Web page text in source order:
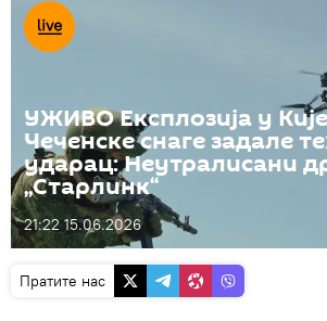
УЖИВО Експлозија у
Чеченске снаге задале
ударац: Неутралисани
„Старлинк“
21:22 15.06.2026
Пратите нас